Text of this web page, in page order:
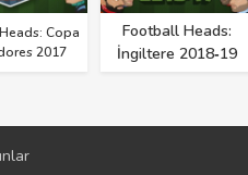
Copa
2017
Football Heads:
İngiltere 2018‑19